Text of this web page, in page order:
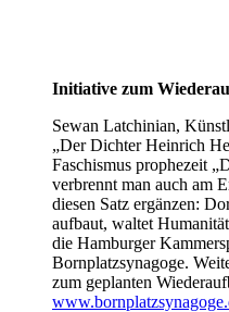
Initiative zum
Sewan Latchinian,
„Der Dichter Heinrich
Faschismus prophezeit
verbrennt man auch am
diesen Satz ergänzen:
aufbaut, waltet
die Hamburger
Bornplatzsynagoge.
zum geplanten